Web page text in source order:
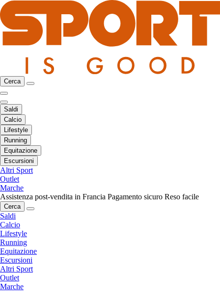
Cerca
Saldi
Calcio
Lifestyle
Running
Equitazione
Escursioni
Altri Sport
Outlet
Marche
Assistenza post-vendita in Francia Pagamento sicuro Reso facile
Cerca
Saldi
Calcio
Lifestyle
Running
Equitazione
Escursioni
Altri Sport
Outlet
Marche